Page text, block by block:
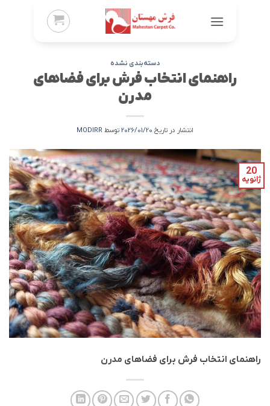
دسته‌بندی نشده
راهنمای انتخاب فرش برای فضاهای
مدرن
انتشار در تاریخ 2026/01/20 توسط MODIRR
20
ژانویه
راهنمای انتخاب فرش برای فضاهای مدرن